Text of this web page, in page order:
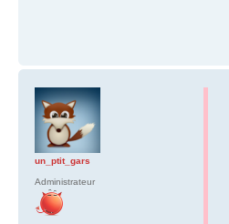
un_ptit_gars
Administrateur